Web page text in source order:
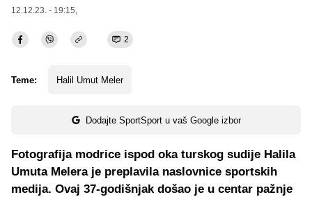
12.12.23. - 19:15,
2
Teme: Halil Umut Meler
Dodajte SportSport u vaš Google izbor
Fotografija modrice ispod oka turskog sudije Halila
Umuta Melera je preplavila naslovnice sportskih
medija. Ovaj 37-godišnjak došao je u centar pažnje